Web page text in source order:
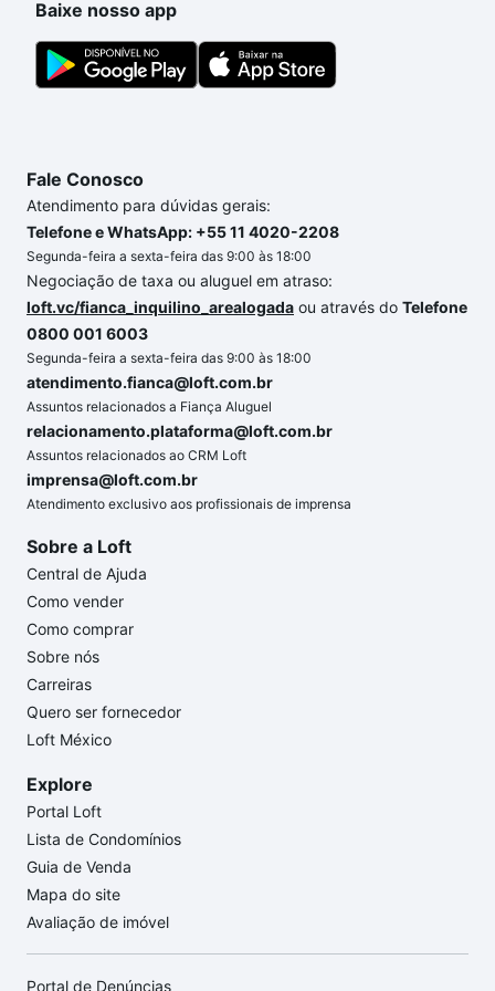
comprar o imóvel dos seus sonhos com segurança e
conforto. Loft, com você até as chaves.
Baixe nosso app
Fale Conosco
Atendimento para dúvidas gerais:
Telefone e WhatsApp: +55 11 4020-2208
Segunda-feira a sexta-feira das 9:00 às 18:00
Negociação de taxa ou aluguel em atraso:
loft.vc/fianca_inquilino_arealogada ou através do Telefone
0800 001 6003
Segunda-feira a sexta-feira das 9:00 às 18:00
atendimento.fianca@loft.com.br
Assuntos relacionados a Fiança Aluguel
relacionamento.plataforma@loft.com.br
Assuntos relacionados ao CRM Loft
imprensa@loft.com.br
Atendimento exclusivo aos profissionais de imprensa
Sobre a Loft
Central de Ajuda
Como vender
Como comprar
Sobre nós
Carreiras
Quero ser fornecedor
Loft México
Explore
Portal Loft
Lista de Condomínios
Guia de Venda
Mapa do site
Avaliação de imóvel
Portal de Denúncias